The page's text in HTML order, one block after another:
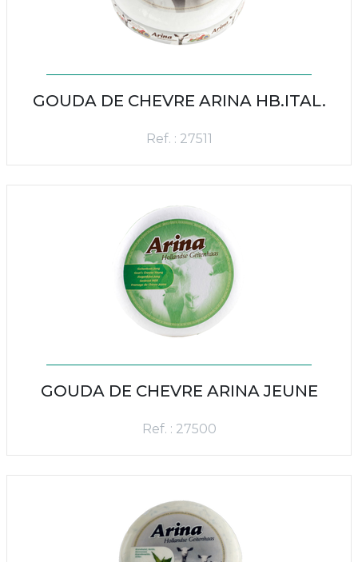
GOUDA DE CHEVRE ARINA HB.ITAL.
Ref. : 27511
GOUDA DE CHEVRE ARINA JEUNE
Ref. : 27500